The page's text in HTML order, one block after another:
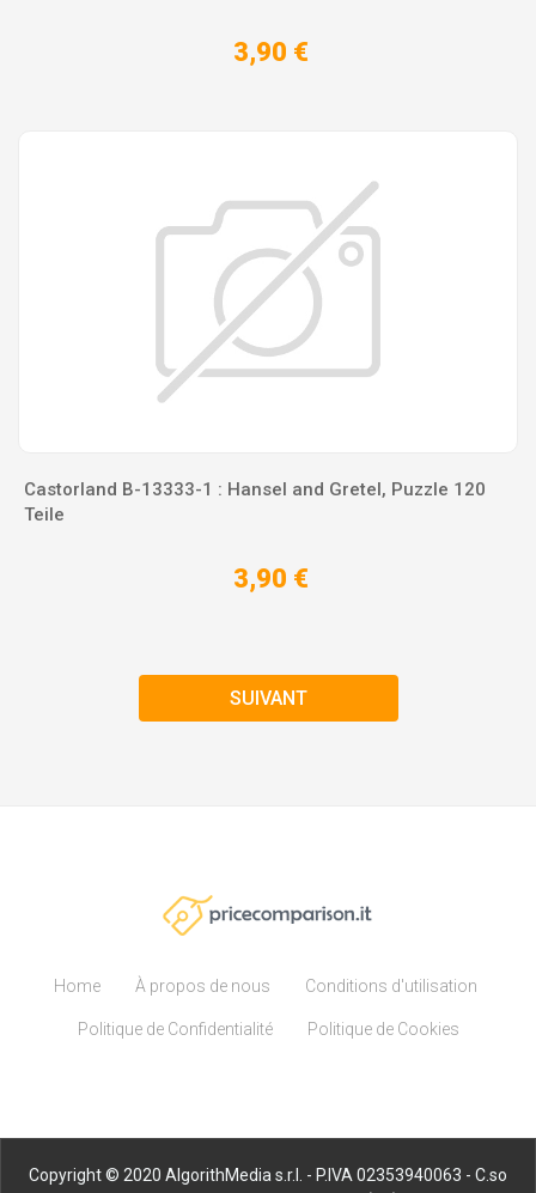
3,90 €
Castorland B-13333-1 : Hansel and Gretel, Puzzle 120
Teile
3,90 €
SUIVANT
Home À propos de nous Conditions d'utilisation
Politique de Confidentialité Politique de Cookies
Copyright © 2020 AlgorithMedia s.r.l. - P.IVA 02353940063 - C.so